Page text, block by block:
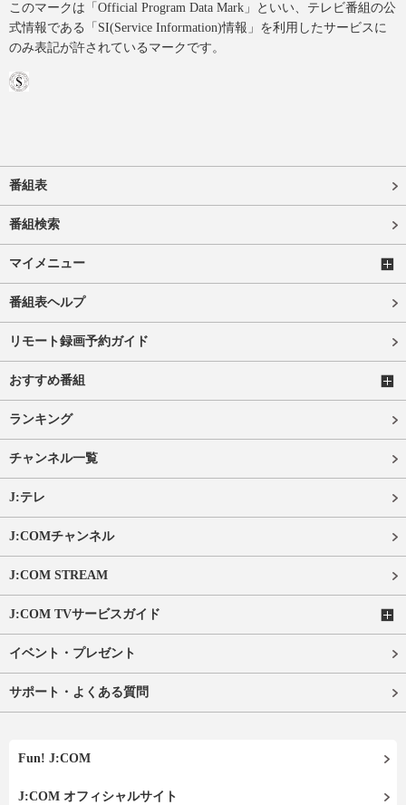
このマークは「Official Program Data Mark」といい、テレビ番組の公
式情報である「SI(Service Information)情報」を利用したサービスに
のみ表記が許されているマークです。
番組表
番組検索
マイメニュー
番組表ヘルプ
リモート録画予約ガイド
おすすめ番組
ランキング
チャンネル一覧
J:テレ
J:COMチャンネル
J:COM STREAM
J:COM TVサービスガイド
イベント・プレゼント
サポート・よくある質問
Fun! J:COM
J:COM オフィシャルサイト